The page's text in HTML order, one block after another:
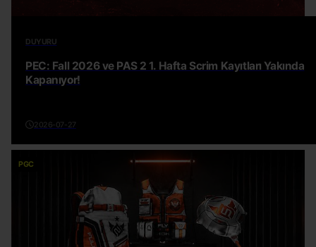
DUYURU
PEC: Fall 2026 ve PAS 2 1. Hafta Scrim Kayıtları Yakında
Kapanıyor!
2026-07-27
PGC